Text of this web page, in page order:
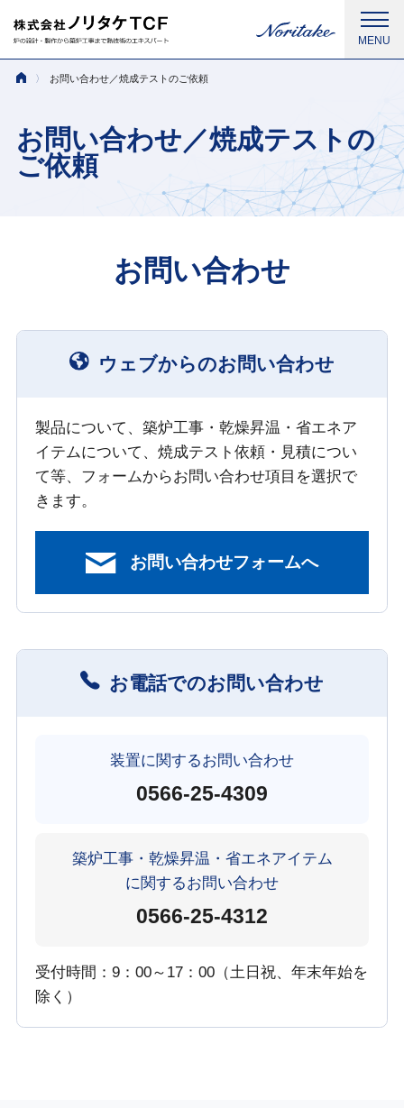
お問い合わせ／焼成テストのご依頼
お問い合わせ／焼成テストの
ご依頼
お問い合わせ
ウェブからのお問い合わせ
製品について、築炉工事・乾燥昇温・省エネア
イテムについて、焼成テスト依頼・見積につい
て等、フォームからお問い合わせ項目を選択で
きます。
お問い合わせフォームへ
お電話でのお問い合わせ
装置に関するお問い合わせ
0566-25-4309
築炉工事・乾燥昇温・省エネアイテム
に関するお問い合わせ
0566-25-4312
受付時間：9：00～17：00（土日祝、年末年始を
除く）